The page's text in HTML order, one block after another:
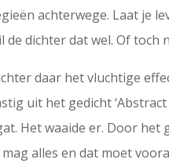
achterwege. Laat je
dichter dat wel. Of toch
daar het vluchtige
uit het gedicht ‘Abstract
Het waaide er. Door
alles en dat moet